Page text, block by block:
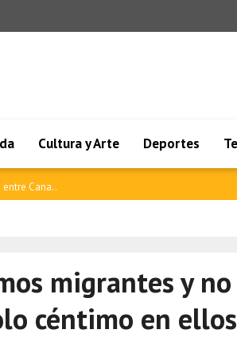
Cultura y Arte Deportes
de Tailandi..
migrantes y no
céntimo en ellos